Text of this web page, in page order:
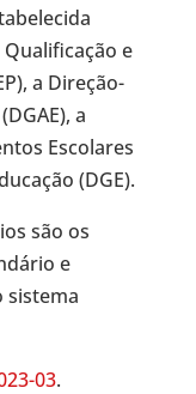
e
a Direção-
a
Escolares
(DGE).
são os
e
sistema
03.